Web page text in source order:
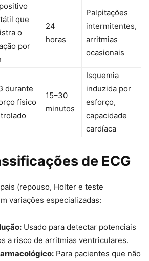
que
o
por
24
horas
Palpitações
intermitentes,
arritmias
ocasionais
durante
físico
15–30
minutos
Isquemia
induzida por
esforço,
capacidade
cardíaca
de ECG
(repouso, Holter e teste
variações especializadas:
Usado para detectar potenciais
a risco de arritmias ventriculares.
Para pacientes que não